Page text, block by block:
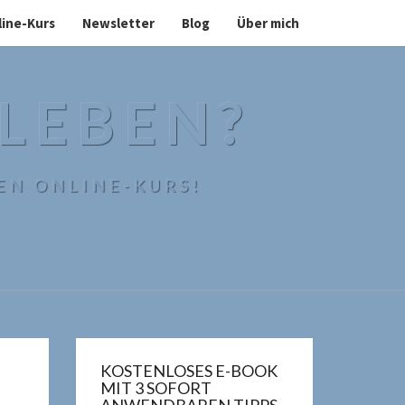
Kurs Newsletter Blog Über mich
ONLINE-KURS!
KOSTENLOSES E-BOOK
MIT 3 SOFORT